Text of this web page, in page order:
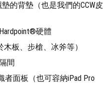
的背墊（也是我們的CCW皮
硬體
板、步槍、冰斧等）
間
者面板（也可容納iPad Pro